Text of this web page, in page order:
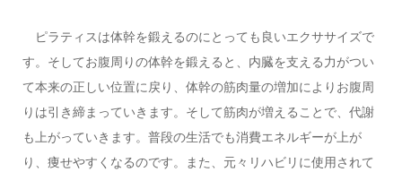
ピラティスは体幹を鍛えるのにとっても良いエクササイズで
す。そしてお腹周りの体幹を鍛えると、内臓を支える力がつい
て本来の正しい位置に戻り、体幹の筋肉量の増加によりお腹周
りは引き締まっていきます。そして筋肉が増えることで、代謝
も上がっていきます。普段の生活でも消費エネルギーが上が
り、痩せやすくなるのです。また、元々リハビリに使用されて